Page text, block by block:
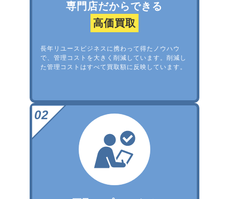
専門店だからできる
高価買取
長年リユースビジネスに携わって得たノウハウ
で、管理コストを大きく削減しています。削減し
た管理コストはすべて買取額に反映しています。